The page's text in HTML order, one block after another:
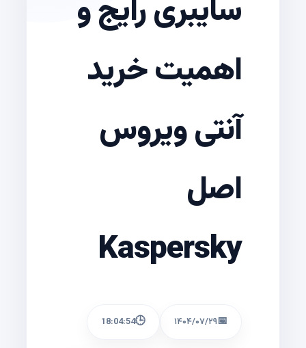
سایبری رایج و
اهمیت خرید
آنتی‌ ویروس
اصل
Kaspersky
📅۱۴۰۴/۰۷/۲۹ 🕒
18:04:54